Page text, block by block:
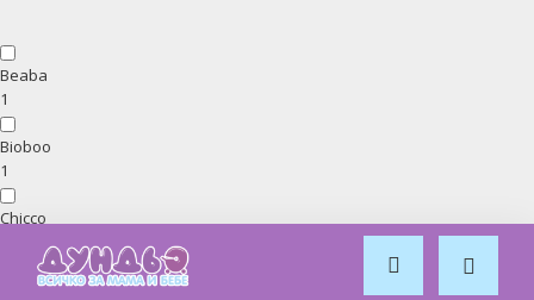
Beaba
1
Bioboo
1
Chicco
Friendly Organic